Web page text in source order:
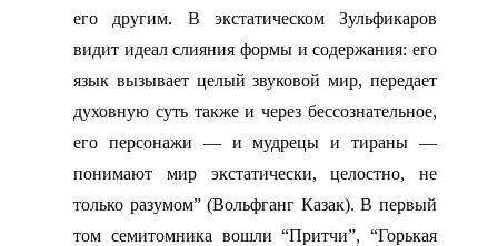
его другим. В экстатическом Зульфикаров
видит идеал слияния формы и содержания: его
язык вызывает целый звуковой мир, передает
духовную суть также и через бессознательное,
его персонажи — и мудрецы и тираны —
понимают мир экстатически, целостно, не
только разумом” (Вольфганг Казак). В первый
том семитомника вошли “Притчи”, “Горькая